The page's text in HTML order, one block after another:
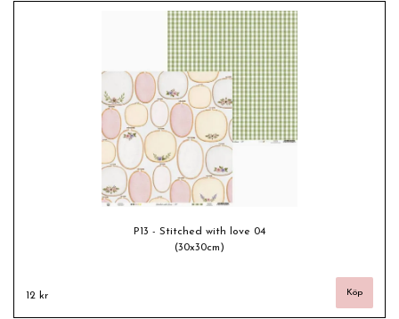
P13 - Stitched with love 04
(30x30cm)
12 kr